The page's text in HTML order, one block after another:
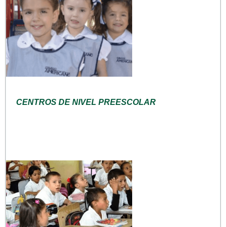
CENTROS DE NIVEL PREESCOLAR